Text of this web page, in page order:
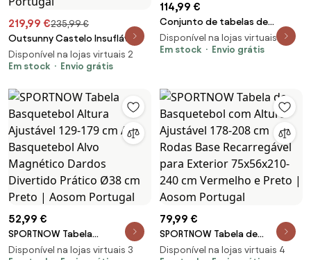
219,99 €235,99 €
Outsunny Castelo Insuflável
Infantil +3 Anos com Escorrega
e Cama Elástica para Interior e
Multicolorido | Aosom Portugal
Disponível na lojas virtuais 2
Em stock
Envio grátis
114,99 €
Conjunto de tabelas de
Basquetebol Dobráveis e
Portáteis Preto e Branco
Disponível na lojas virtuais 3
Em stock
Envio grátis
52,99 €
SPORTNOW Tabela
Basquetebol Altura Ajustável
Disponível na lojas virtuais 3
79,99 €
SPORTNOW Tabela de
Basquetebol com Altura
Disponível na lojas virtuais 4